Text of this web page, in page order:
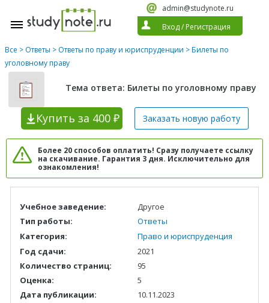
admin@studynote.ru
Вход/ Регистрация
Все > Ответы > Ответы по праву и юриспруденции > Билеты по
уголовному праву
Тема ответа: Билеты по уголовному праву
Купить за 400 ₽ Заказать новую работу
Более 20 способов оплатить! Сразу получаете ссылку
на скачивание. Гарантия 3 дня. Исключительно для
ознакомления!
Учебное заведение:
Другое
Тип работы:
Ответы
Категория:
Право и юриспруденция
Год сдачи:
2021
Количество страниц:
95
Оценка:
5
Дата публикации:
10.11.2023